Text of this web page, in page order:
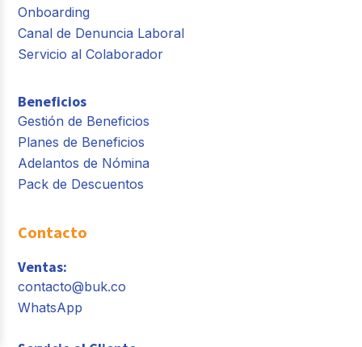
Onboarding
Canal de Denuncia Laboral
Servicio al Colaborador
Beneficios
Gestión de Beneficios
Planes de Beneficios
Adelantos de Nómina
Pack de Descuentos
Contacto
Ventas:
contacto@buk.co
WhatsApp